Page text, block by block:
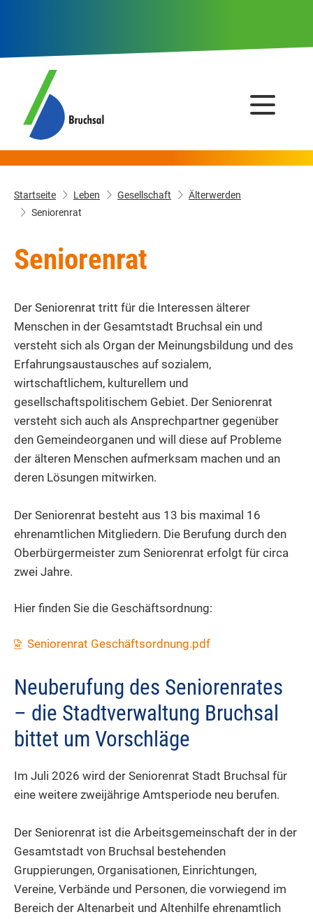
Startseite Leben Gesellschaft
Älterwerden
Seniorenrat
Seniorenrat
Der Seniorenrat tritt für die Interessen älterer
Menschen in der Gesamtstadt Bruchsal ein und
versteht sich als Organ der Meinungsbildung und des
Erfahrungsaustausches auf sozialem,
wirtschaftlichem, kulturellem und
gesellschaftspolitischem Gebiet. Der Seniorenrat
versteht sich auch als Ansprechpartner gegenüber
den Gemeindeorganen und will diese auf Probleme
der älteren Menschen aufmerksam machen und an
deren Lösungen mitwirken.
Der Seniorenrat besteht aus 13 bis maximal 16
ehrenamtlichen Mitgliedern. Die Berufung durch den
Oberbürgermeister zum Seniorenrat erfolgt für circa
zwei Jahre.
Hier finden Sie die Geschäftsordnung:
Seniorenrat Geschäftsordnung.pdf
Neuberufung des Seniorenrates
– die Stadtverwaltung Bruchsal
bittet um Vorschläge
Im Juli 2026 wird der Seniorenrat Stadt Bruchsal für
eine weitere zweijährige Amtsperiode neu berufen.
Der Seniorenrat ist die Arbeitsgemeinschaft der in der
Gesamtstadt von Bruchsal bestehenden
Gruppierungen, Organisationen, Einrichtungen,
Vereine, Verbände und Personen, die vorwiegend im
Bereich der Altenarbeit und Altenhilfe ehrenamtlich